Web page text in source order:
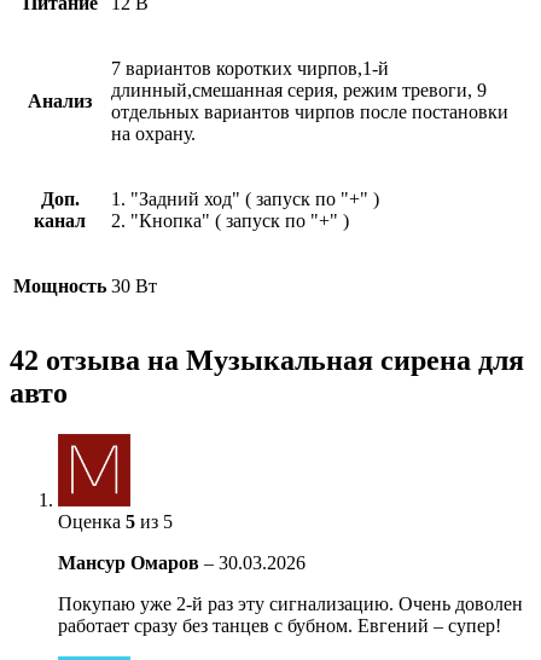
Анализ
7 вариантов коротких чирпов,1-й
длинный,смешанная серия, режим тревоги, 9
отдельных вариантов чирпов после постановки
на охрану.
Доп.
канал
1. "Задний ход" ( запуск по "+" )
2. "Кнопка" ( запуск по "+" )
Мощность 30 Вт
42 отзыва на Музыкальная сирена для
авто
Оценка 5 из 5
Мансур Омаров – 30.03.2026
Покупаю уже 2-й раз эту сигнализацию. Очень доволен
работает сразу без танцев с бубном. Евгений – супер!